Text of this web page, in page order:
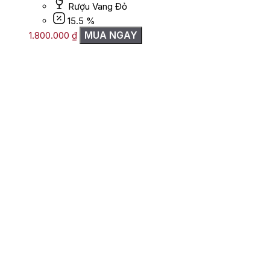
Rượu Vang Đỏ
15.5 %
1.800.000 ₫ MUA NGAY